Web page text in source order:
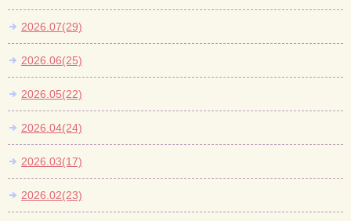
2026.07(29)
2026.06(25)
2026.05(22)
2026.04(24)
2026.03(17)
2026.02(23)